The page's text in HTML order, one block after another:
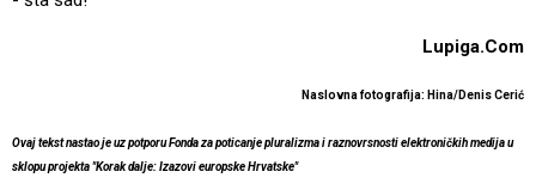
Lupiga.Com
Naslovna fotografija: Hina/Denis Cerić
Ovaj tekst nastao je uz potporu Fonda za poticanje pluralizma i raznovrsnosti elektroničkih medija u
sklopu projekta "Korak dalje: Izazovi europske Hrvatske"